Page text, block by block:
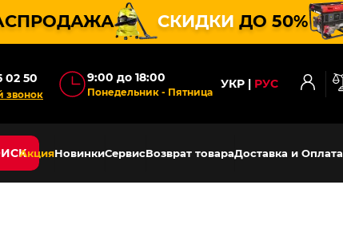
СКИДКИ ДО 50%
02 50
звонок
9:00 до 18:00
Понедельник - Пятница
УКР РУС
АкцияНовинкиСервисВозврат товараДоставка и Оплата